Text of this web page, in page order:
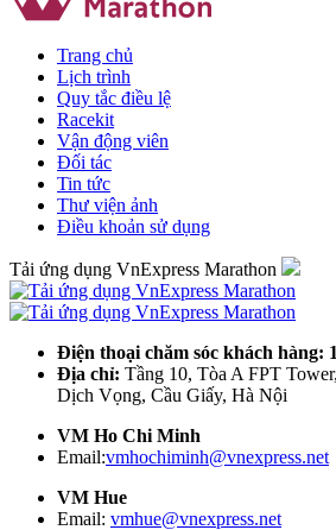
Trang chủ
Lịch trình
Quy tắc điều lệ
Racekit
Vận động viên
Đối tác
Tin tức
Thư viện ảnh
Điều khoản sử dụng
Tải ứng dụng VnExpress Marathon
Điện thoại chăm sóc khách hàng:
Địa chỉ: Tầng 10, Tòa A FPT
Dịch Vọng, Cầu Giấy, Hà Nội
VM Ho Chi Minh
Email:vmhochiminh@vnexpress.net
VM Hue
Email: vmhue@vnexpress.net